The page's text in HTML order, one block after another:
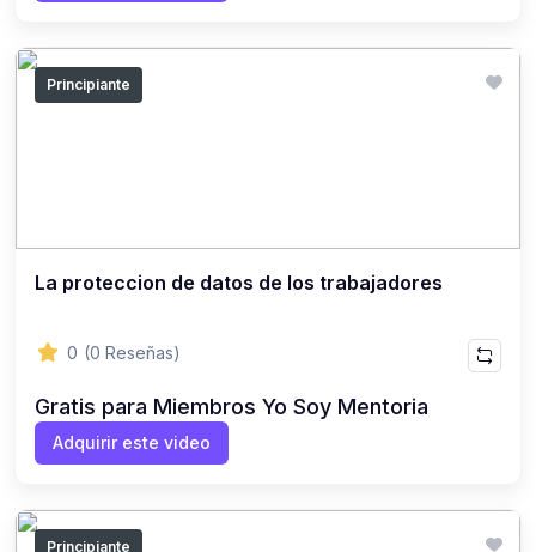
Principiante
La proteccion de datos de los trabajadores
0 (0 Reseñas)
Gratis para Miembros Yo Soy Mentoria
Adquirir este video
Principiante